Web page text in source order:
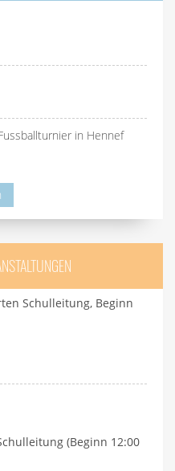
in Hennef
Schulleitung, Beginn
(Beginn 12:00